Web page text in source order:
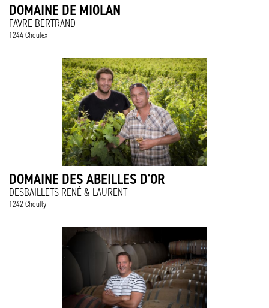
DOMAINE DE MIOLAN
FAVRE BERTRAND
1244 Choulex
DOMAINE DES ABEILLES D'OR
DESBAILLETS RENÉ & LAURENT
1242 Choully